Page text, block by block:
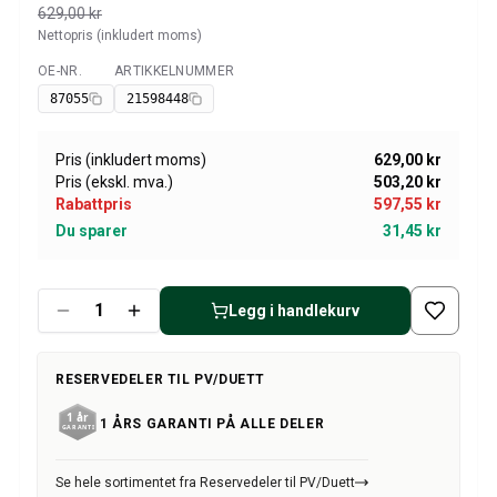
Amazon dekk/felg/navkapsler
Reservedeler til 1800
1800 Drivstoff/Avgassystem
Volvo 1800 Karosseri
1800 Motorregulering
1800 Motordeler
1800 Forvogn
1800 Kraftoverføring/Bakaksel
Varme/Friskluftsanlegg 1800 (1961–73)
Reservedeler til 140/164
Volvo 140/164 karosseri
140/164 Bremsesystem
140/164 Elsystem
629,00 kr
Nettopris (inkludert moms)
Tilgjengelig
OE-NR.
87055
ARTIKKELNUMMER
21598448
Pris (inkludert moms)
629,00 kr
Pris (ekskl. mva.)
503,20 kr
Rabattpris
597,55 kr
Du sparer
31,45 kr
Legg i handlekurv
RESERVEDELER TIL PV/DUETT
1 ÅRS GARANTI PÅ ALLE DELER
Se hele sortimentet fra Reservedeler til PV/Duett